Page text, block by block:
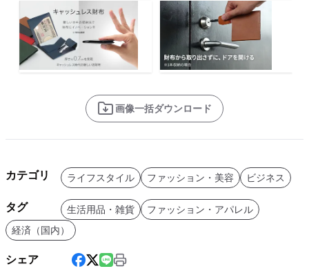
画像一括ダウンロード
カテゴリ ライフスタイル ファッション・美容 ビジネス
タグ 生活用品・雑貨
ファッション・アパレル
経済（国内）
シェア